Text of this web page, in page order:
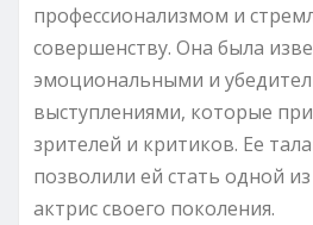
профессионализмом и
совершенству. Она была
эмоциональными и
выступлениями, которые
зрителей и критиков. Ее
позволили ей стать одной
актрис своего поколения.